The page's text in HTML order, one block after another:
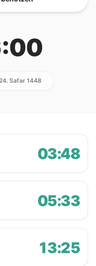
Safar 1448
03:48
05:33
13:25